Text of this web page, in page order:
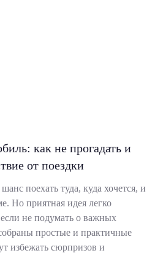
как не прогадать и
от поездки
поехать туда, куда хочется, и
Но приятная идея легко
если не подумать о важных
простые и практичные
избежать сюрпризов и